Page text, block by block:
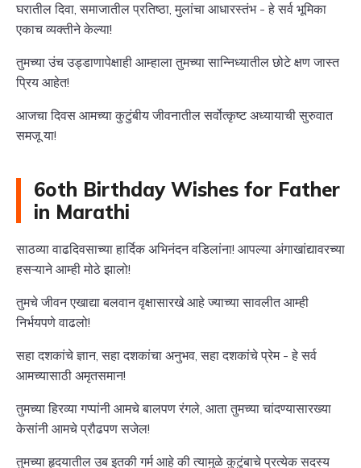
घरातील दिवा, समाजातील प्रतिष्ठा, मुलांचा आधारस्तंभ - हे सर्व भूमिका
एकाच व्यक्तीने केल्या!
तुमच्या उंच उड्डाणापेक्षाही आम्हाला तुमच्या सान्निध्यातील छोटे क्षण जास्त
प्रिय आहेत!
आजचा दिवस आमच्या कुटुंबीय जीवनातील सर्वोत्कृष्ट अध्यायाची सुरुवात
समजू या!
6oth Birthday Wishes for Father
in Marathi
साठव्या वाढदिवसाच्या हार्दिक अभिनंदन वडिलांना! आपल्या अंगाखांद्यावरच्या
हसऱ्याने आम्ही मोठे झालो!
तुमचे जीवन एखाद्या बलवान वृक्षासारखे आहे ज्याच्या सावलीत आम्ही
निर्भयपणे वाढलो!
सहा दशकांचे ज्ञान, सहा दशकांचा अनुभव, सहा दशकांचे प्रेम - हे सर्व
आमच्यासाठी अमृतसमान!
तुमच्या हिरव्या गप्पांनी आमचे बालपण रंगले, आता तुमच्या चांदण्यासारख्या
केसांनी आमचे प्रौढपण सजेल!
तुमच्या हृदयातील उब इतकी गर्म आहे की त्यामुळे कुटुंबाचे प्रत्येक सदस्य